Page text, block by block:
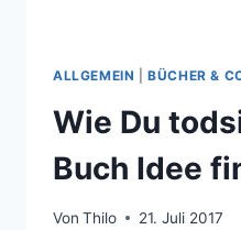
ALLGEMEIN |BÜCHER &
Wie Du
Buch Idee
Von Thilo 21. Juli 2017